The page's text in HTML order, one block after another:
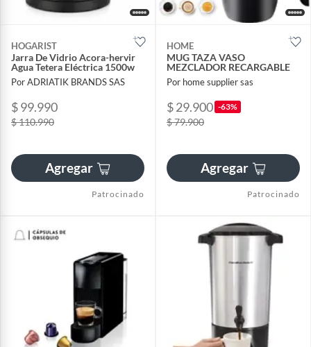
HOGARIST
Jarra De Vidrio Acora-hervir
Agua Tetera Eléctrica 1500w
Por ADRIATIK BRANDS SAS
$ 99.990
$ 110.990
Agregar
Patrocinado
HOME
MUG TAZA VASO
MEZCLADOR RECARGABLE
Por home supplier sas
$ 29.900 -63%
$ 79.900
Agregar
Patrocinado